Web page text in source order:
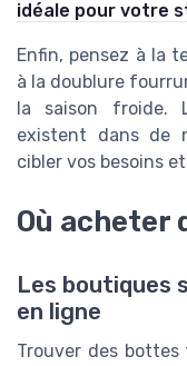
idéale pour votre
Enfin, pensez à la
à la doublure
la saison froide.
existent dans de
cibler vos besoins
Où acheter
Les boutiques
en ligne
Trouver des